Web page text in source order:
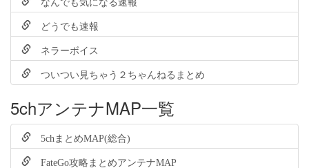
どうでも速報
ネラーボイス
ついつい見ちゃう２ちゃんねるまとめ
5chアンテナMAP一覧
5chまとめMAP(総合)
FateGo攻略まとめアンテナMAP